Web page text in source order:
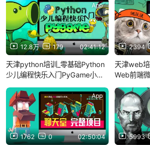
12.8万 179 02:41:12
App
天津python培训_零基础Python
少儿编程快乐入门PyGame小游
2394
天津web
Web前端
1762 0 02:50:04
App
5993